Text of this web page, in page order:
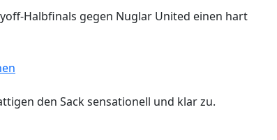
Halbfinals gegen Nuglar United einen hart
den Sack sensationell und klar zu.